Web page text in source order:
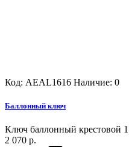
Код: AEAL1616 Наличие: 0
Баллонный ключ
Ключ баллонный крестовой
2 070 р.